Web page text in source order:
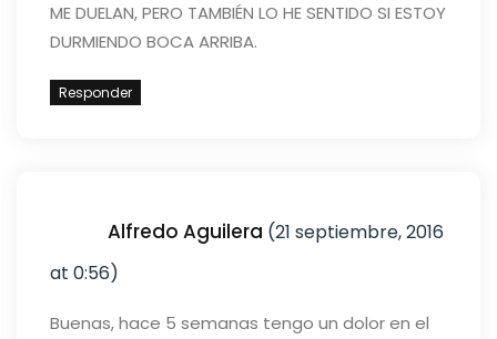
ME DUELAN, PERO TAMBIÉN LO HE SENTIDO SI ESTOY
DURMIENDO BOCA ARRIBA.
Responder
Alfredo Aguilera (21 septiembre, 2016
at 0:56)
Buenas, hace 5 semanas tengo un dolor en el